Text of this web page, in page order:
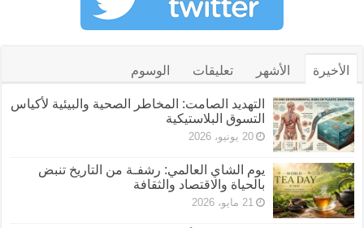
الأخيرة الأشهر تعليقات الوسوم
التهديد الصامت: المخاطر الصحية والبيئية لأكياس
التسوق البلاستيكية
20 يونيو، 2026
يوم الشاي العالمي: رشفـة من التاريخ تنبض
بالحياة والاقتصاد والثقافة
21 مايو، 2026